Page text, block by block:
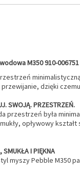
M350 910-
dzięki
SWOJĄ. PRZESTRZEŃ.
przestrzeń była
opływowy
SMUKŁA I PIĘKNA
myszy Pebble M350